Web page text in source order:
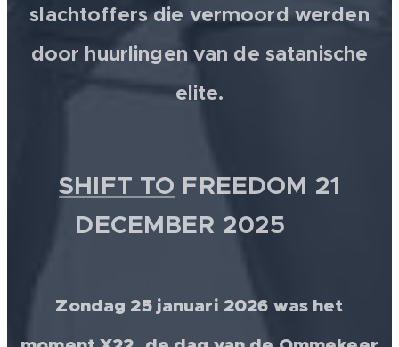
slachtoffers die vermoord werden
door huurlingen van de satanische
elite.
SHIFT TO FREEDOM 21
DECEMBER 2025 💫
Zondag 25 januari 2026 was het